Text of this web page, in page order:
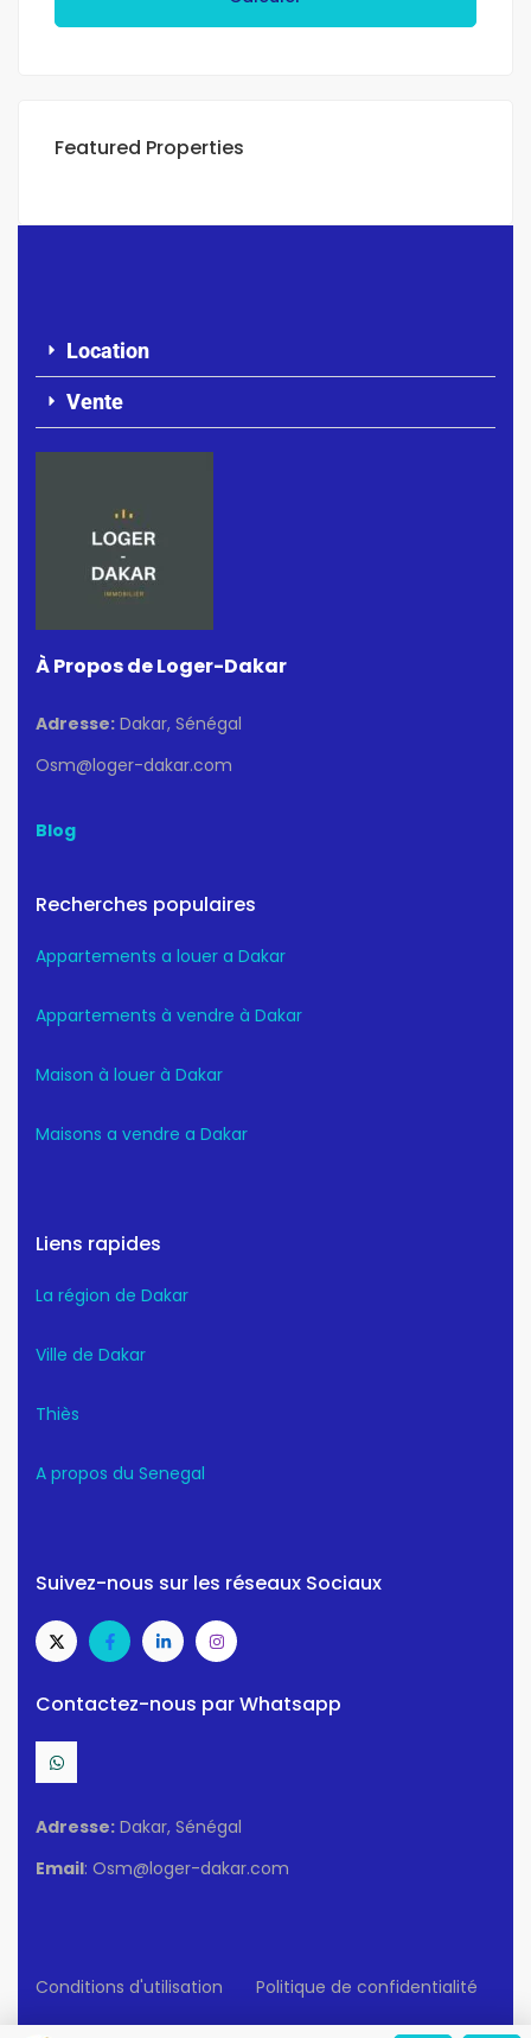
Featured Properties
Location
Vente
À Propos de Loger-Dakar
Adresse: Dakar, Sénégal
Osm@loger-dakar.com
Blog
Recherches populaires
Appartements a louer a Dakar
Appartements à vendre à Dakar
Maison à louer à Dakar
Maisons a vendre a Dakar
Liens rapides
La région de Dakar
Ville de Dakar
Thiès
A propos du Senegal
Suivez-nous sur les réseaux Sociaux
Contactez-nous par Whatsapp
Adresse: Dakar, Sénégal
Email: Osm@loger-dakar.com
Conditions d'utilisation Politique de confidentialité